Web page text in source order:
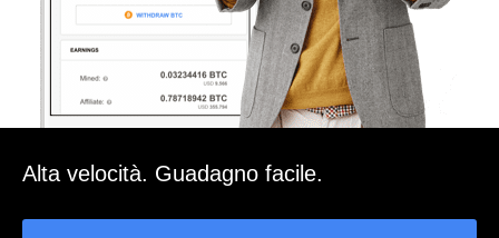
Alta velocità. Guadagno facile.